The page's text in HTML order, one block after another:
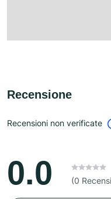
Recensione
Recensioni non verificate
0.0 (0